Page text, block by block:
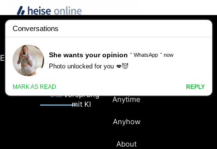
Ein neues KI-Zeitalter beginnt.
StartVorsprung
mit KI
KI-SelbsttestAnyway
Anytime
Anyhow
About
Arbeitsplatz-